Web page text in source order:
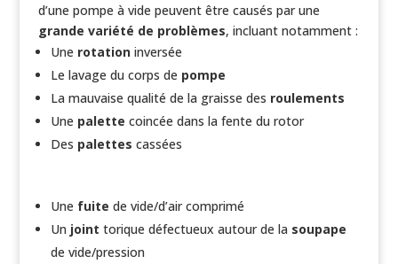
d’une pompe à vide peuvent être causés par une
grande variété de problèmes, incluant notamment :
Une rotationinversée
Le lavage du corps de pompe
La mauvaise qualité de la graisse des roulements
Une palette coincée dans la fente du rotor
Des palettes cassées
Une fuite de vide/d’air comprimé
Un joint torique défectueux autour de la soupape
de vide/pression